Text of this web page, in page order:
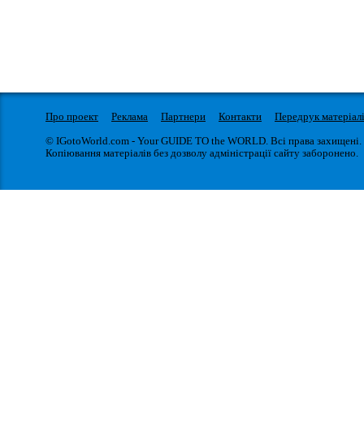
Про проект Реклама Партнери Контакти
Передрук
© IGotoWorld.com - Your GUIDE TO the WORLD. Всі права захищені.
Копіювання матеріалів без дозволу адміністрації сайту заборонено.